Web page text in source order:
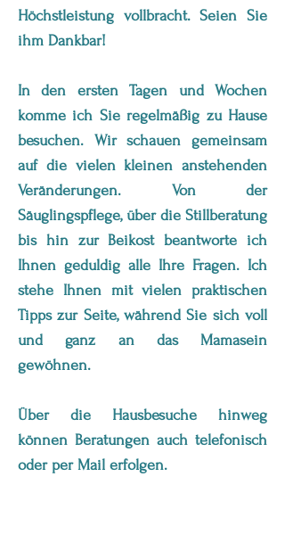
Höchstleistung vollbracht. Seien Sie
ihm Dankbar!
In den ersten Tagen und Wochen
komme ich Sie regelmäßig zu Hause
besuchen. Wir schauen gemeinsam
auf die vielen kleinen anstehenden
Veränderungen. Von der
Säuglingspflege, über die Stillberatung
bis hin zur Beikost beantworte ich
Ihnen geduldig alle Ihre Fragen. Ich
stehe Ihnen mit vielen praktischen
Tipps zur Seite, während Sie sich voll
und ganz an das Mamasein
gewöhnen.
Über die Hausbesuche hinweg
können Beratungen auch telefonisch
oder per Mail erfolgen.